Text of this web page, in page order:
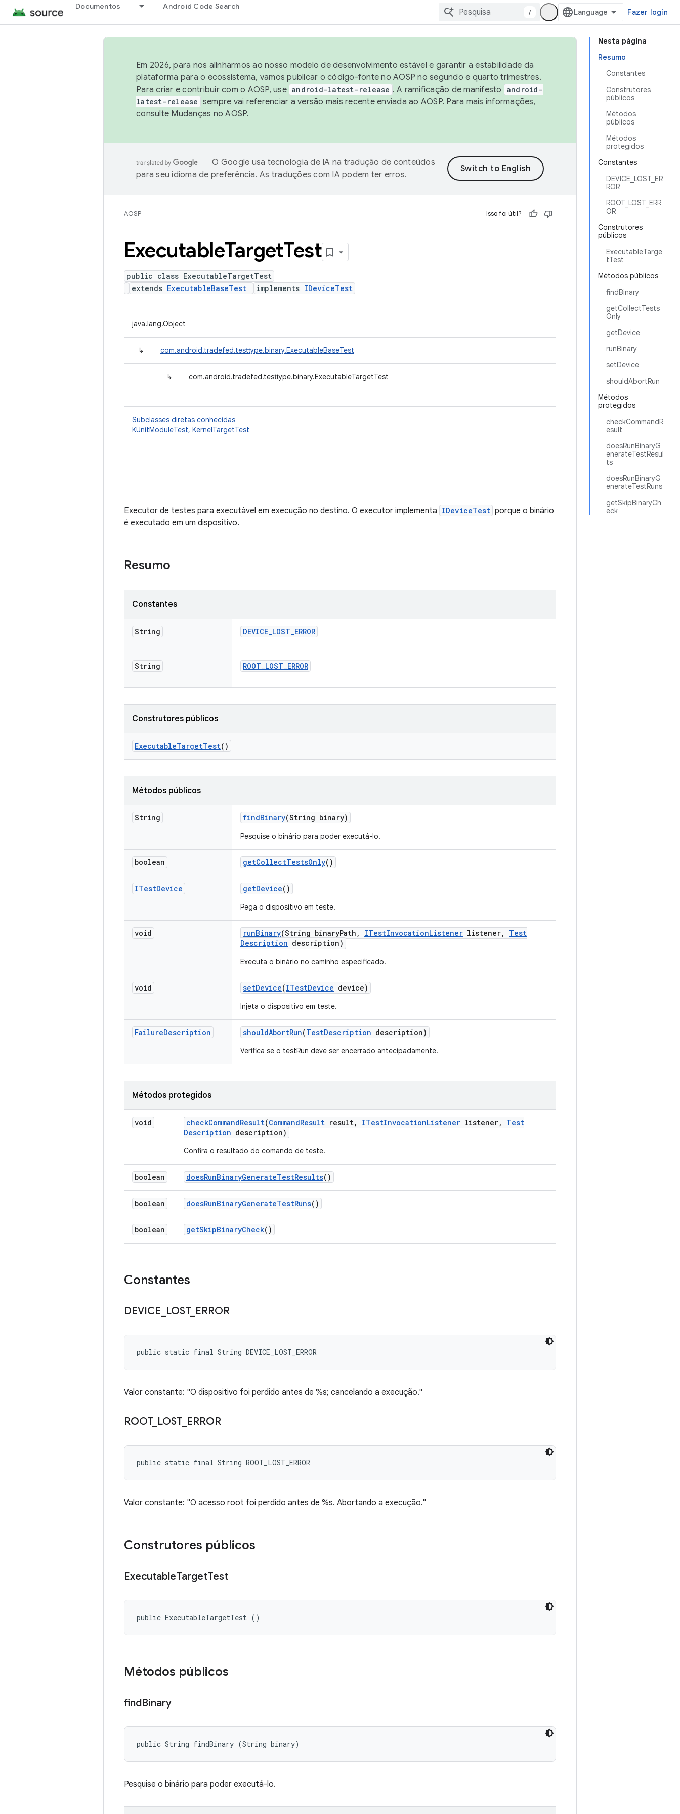
Documentos Android Code Search
/ Fazer login
Nesta página
Resumo
Constantes
Construtores
públicos
Métodos
públicos
Métodos
protegidos
Constantes
DEVICE_LOST_ER
ROR
ROOT_LOST_ERR
OR
Construtores
públicos
ExecutableTarge
tTest
Métodos públicos
findBinary
getCollectTests
Only
getDevice
runBinary
setDevice
shouldAbortRun
Métodos
protegidos
checkCommandR
esult
doesRunBinaryG
enerateTestResul
ts
doesRunBinaryG
enerateTestRuns
getSkipBinaryCh
eck
Em 2026, para nos alinharmos ao nosso modelo de desenvolvimento estável e garantir a estabilidade da
plataforma para o ecossistema, vamos publicar o código-fonte no AOSP no segundo e quarto trimestres.
Para criar e contribuir com o AOSP, use android-latest-release . A ramificação de manifesto
android-
latest-release sempre vai referenciar a versão mais recente enviada ao AOSP. Para mais informações,
consulte Mudanças no AOSP.
O Google usa tecnologia de IA na tradução de conteúdos
para seu idioma de preferência. As traduções com IA podem ter erros.
AOSP Isso foi útil?
ExecutableTargetTest
public class ExecutableTargetTest
extends ExecutableBaseTest implements IDeviceTest
java.lang.Object
↳ com.android.tradefed.testtype.binary.ExecutableBaseTest
↳ com.android.tradefed.testtype.binary.ExecutableTargetTest
Subclasses diretas conhecidas
KUnitModuleTest, KernelTargetTest
Executor de testes para executável em execução no destino. O executor implementa IDeviceTest porque o binário
é executado em um dispositivo.
Resumo
Constantes
String DEVICE_LOST_ERROR
String ROOT_LOST_ERROR
Construtores públicos
ExecutableTargetTest()
Métodos públicos
String findBinary(String binary)
Pesquise o binário para poder executá-lo.
boolean getCollectTestsOnly()
ITestDevice getDevice()
Pega o dispositivo em teste.
void runBinary(String binaryPath , ITestInvocationListener listener,
Test
Description description)
Executa o binário no caminho especificado.
void setDevice(ITestDevice device)
Injeta o dispositivo em teste.
FailureDescription shouldAbortRun(TestDescription description)
Verifica se o testRun deve ser encerrado antecipadamente.
Métodos protegidos
void checkCommandResult(CommandResult result, ITestInvocationListener listener,
Test
Description description)
Confira o resultado do comando de teste.
boolean doesRunBinaryGenerateTestResults()
boolean doesRunBinaryGenerateTestRuns()
boolean getSkipBinaryCheck()
Constantes
DEVICE LOST_ ERROR
public static final String DEVICE_LOST_ERROR
Valor constante: "O dispositivo foi perdido antes de %s; cancelando a execução."
ROOT_ LOST_ ERROR
public static final String ROOT_LOST_ERROR
Valor constante: "O acesso root foi perdido antes de %s. Abortando a execução."
Construtores públicos
ExecutableTargetTest
public ExecutableTargetTest ()
Métodos públicos
findBinary
public String findBinary (String binary)
Pesquise o binário para poder executá-lo.